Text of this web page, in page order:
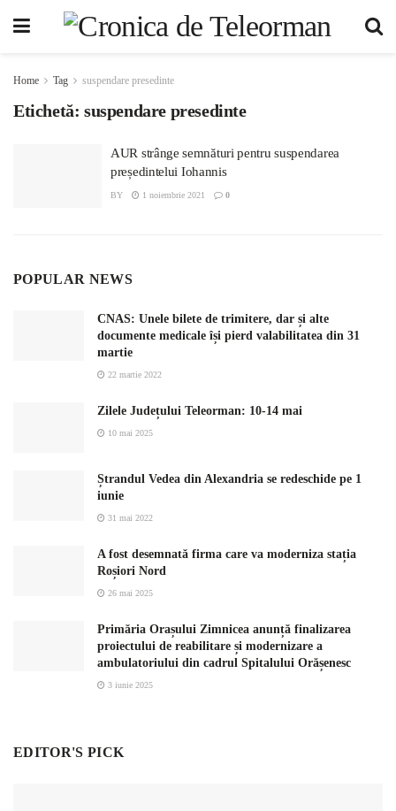
Home Tag suspendare presedinte
Etichetă: suspendare presedinte
AUR strânge semnături pentru suspendarea
președintelui Iohannis
BY 1 noiembrie 2021 0
POPULAR NEWS
CNAS: Unele bilete de trimitere, dar și alte
documente medicale își pierd valabilitatea din 31
martie
22 martie 2022
Zilele Județului Teleorman: 10-14 mai
10 mai 2025
Ștrandul Vedea din Alexandria se redeschide pe 1
iunie
31 mai 2022
A fost desemnată firma care va moderniza stația
Roșiori Nord
26 mai 2025
Primăria Orașului Zimnicea anunță finalizarea
proiectului de reabilitare și modernizare a
ambulatoriului din cadrul Spitalului Orășenesc
3 iunie 2025
EDITOR'S PICK